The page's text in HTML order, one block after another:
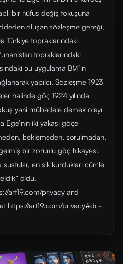
bir nüfus değiş tokuşuna
oluşan sözleşme gereği,
Türkiye topraklarındaki
topraklarındaki
bu uygulama BM’in
yapıldı. Sözleşme 1923
halinde göç 1924 yılında
yani mübadele demek olayı
Ege’nin iki yakası göçe
beklemeden, sorulmadan,
gelmiş bir zorunlu göç hikayesi.
sustular, en sık kurdukları cümle
oldu.
art19.com/privacy and
https://art19.com/privacy#do-